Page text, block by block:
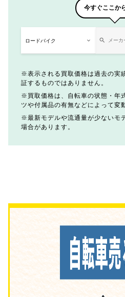
今すぐここか
表示される買取価格は過去の実
証するものではありません。
買取価格は、自転車の状態・年
ツや付属品の有無などによって変
最新モデルや流通量が少ないモ
場合があります。